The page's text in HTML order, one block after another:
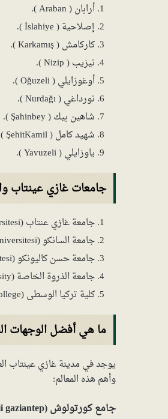
أرابان ( Araban ).
إصلاحية ( İslahiye ).
كاركامش ( Karkamış ).
نيزيب ( Nizip ).
أوغوزايلي ( Oğuzeli ).
نورداغي ( Nurdağı ).
شاهين بيك ( Şahinbey ).
شهيد كامل ( ŞehitKamil ).
ياوزايلي ( Yavuzeli ).
جامعات غازي عينتاب
جامعة غازي عنتاب (Gaziantep universitesi).
جامعة السانكو (Sanko universitesi).
جامعة حسن كاليونكو (Hasan Kalyoncu Üniversitesi).
جامعة الذروة الخاصة (Zirve university).
كلية تركيا الوسطى (Central Turkey College).
ما هي أفضل الوجهات
يوجد في مدينة غازي عينتاب
وأهم هذه المعالم:
جامع كورتولوش (kurtuluş camii gaziantep):